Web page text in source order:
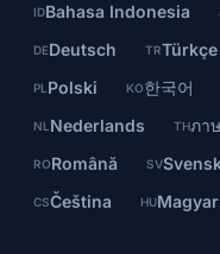
IDBahasa Indonesia
DEDeutsch TRTürkçe
PL Polski KO한국어
NL Nederlands THภา
RORomână SV
CSČeština HUMagyar